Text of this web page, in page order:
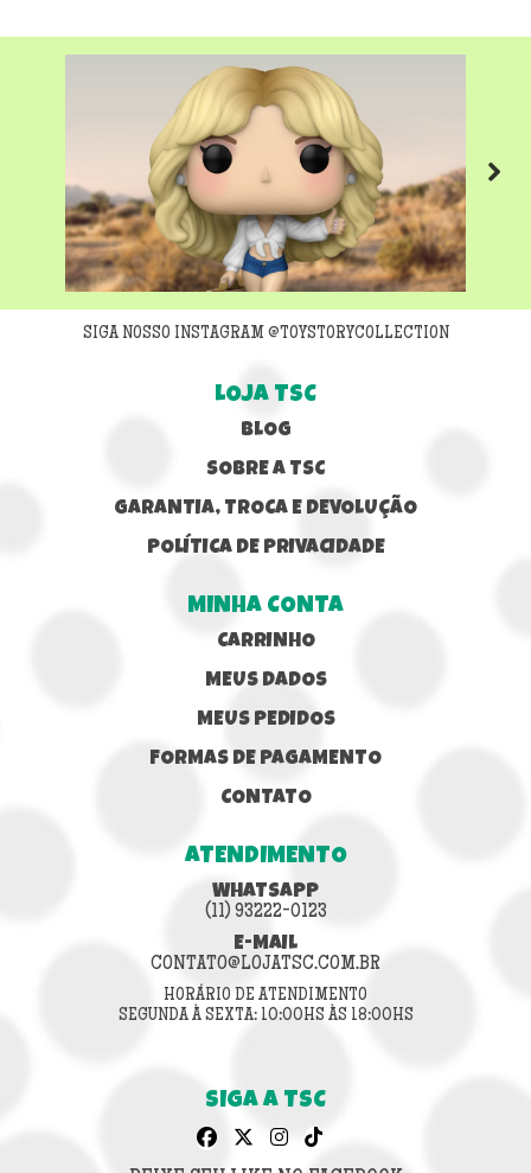
Next
SIGA NOSSO INSTAGRAM @TOYSTORYCOLLECTION
LOJA TSC
BLOG
SOBRE A TSC
GARANTIA, TROCA E DEVOLUÇÃO
POLÍTICA DE PRIVACIDADE
MINHA CONTA
CARRINHO
MEUS DADOS
MEUS PEDIDOS
FORMAS DE PAGAMENTO
CONTATO
ATENDIMENTO
WHATSAPP
(11) 93222-0123
E-MAIL
CONTATO@LOJATSC.COM.BR
HORÁRIO DE ATENDIMENTO
SEGUNDA À SEXTA: 10:00HS ÀS 18:00HS
SIGA A TSC